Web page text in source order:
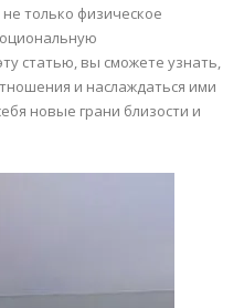
только физическое
статью, вы сможете узнать,
и наслаждаться ими
новые грани близости и